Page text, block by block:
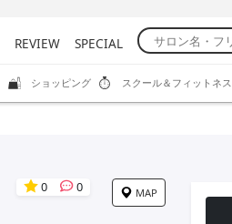
REVIEW SPECIAL
ショッピング スクール＆フィットネス
0 0 MAP